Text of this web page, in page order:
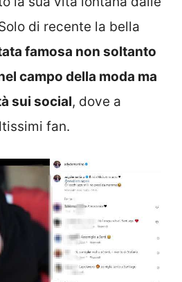
di recente la bella
famosa non soltanto
campo della moda ma
sui social, dove a
fan.